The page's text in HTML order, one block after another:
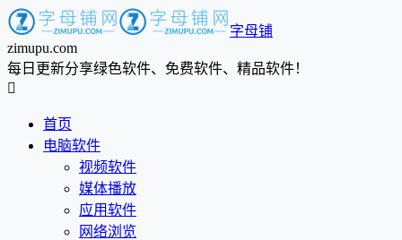
字母铺
zimupu.com
每日更新分享绿色软件、免费软件、精品软件！

首页
电脑软件
视频软件
媒体播放
应用软件
网络浏览